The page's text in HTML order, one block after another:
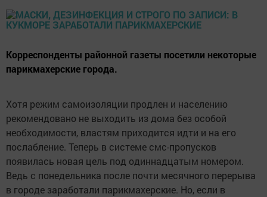
Корреспонденты районной газеты посетили некоторые
парикмахерские города.
Хотя режим самоизоляции продлен и населению
рекомендовано не выходить из дома без особой
необходимости, властям приходится идти и на его
послабление. Теперь в системе смс-пропусков
появилась новая цель под одиннадцатым номером.
Ведь с понедельника после почти месячного перерыва
в городе заработали парикмахерские. Но, если в